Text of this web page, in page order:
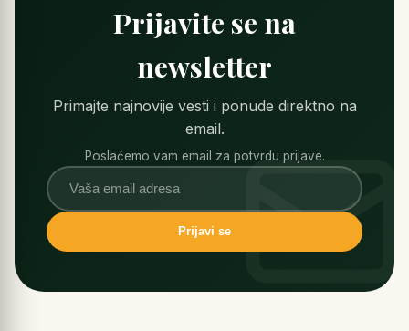
Prijavite se na
newsletter
Primajte najnovije vesti i ponude direktno na
email.
Poslaćemo vam email za potvrdu prijave.
Prijavi se